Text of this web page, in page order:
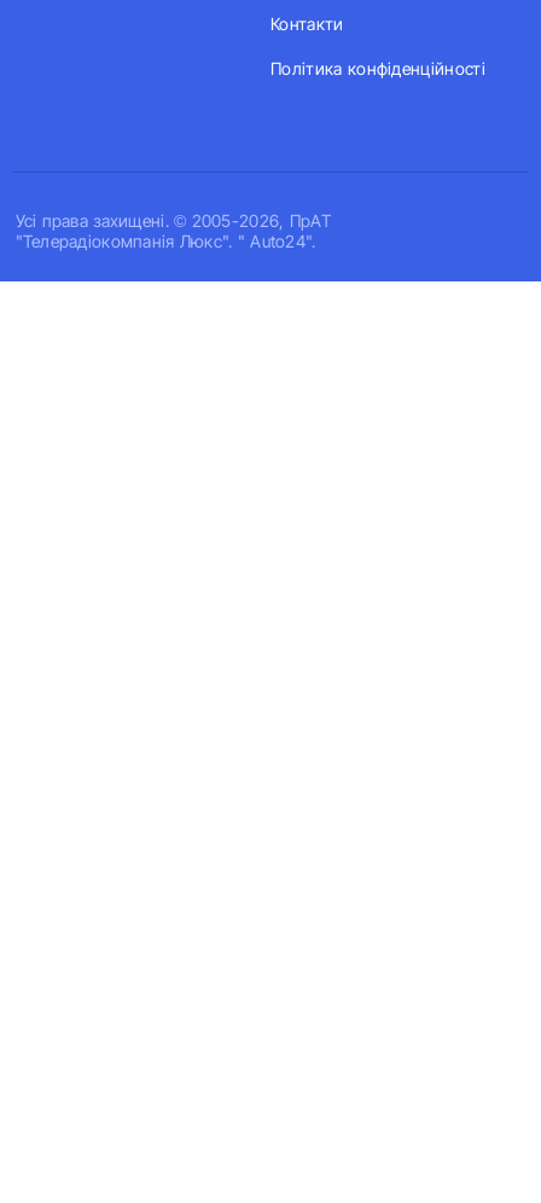
Усi права захищенi. © 2005-2026, ПрАТ
"Телерадіокомпанія Люкс". " Auto24".
Контакти
Політика конфіденційності